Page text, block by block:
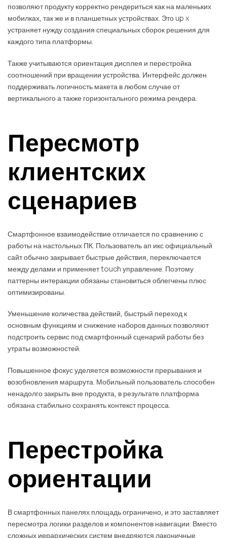
позволяют продукту корректно рендериться как на маленьких
мобилках, так же и в планшетных устройствах. Это up x
устраняет нужду создания специальных сборок решения для
каждого типа платформы.
Также учитываются ориентация дисплея и перестройка
соотношений при вращении устройства. Интерфейс должен
поддерживать логичность макета в любом случае от
вертикального а также горизонтального режима рендера.
Пересмотр
клиентских
сценариев
Смартфонное взаимодействие отличается по сравнению с
работы на настольных ПК. Пользователь ап икс официальный
сайт обычно закрывает быстрые действия, переключается
между делами и применяет touch управление. Поэтому
паттерны интеракции обязаны становиться облегчены плюс
оптимизированы.
Уменьшение количества действий, быстрый переход к
основным функциям и снижение наборов данных позволяют
подстроить сервис под смартфонный сценарий работы без
утраты возможностей.
Повышенное фокус уделяется возможности прерывания и
возобновления маршрута. Мобильный пользователь способен
ненадолго закрыть вне продукта, в результате платформа
обязана стабильно сохранять контекст процесса.
Перестройка
ориентации
В смартфонных панелях площадь ограничено, и это заставляет
пересмотра логики разделов и компонентов навигации. Вместо
сложных иерархических систем внедряются лаконичные